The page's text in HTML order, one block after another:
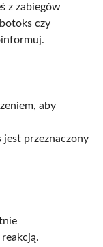
z zabiegów
czy
aby
przeznaczony